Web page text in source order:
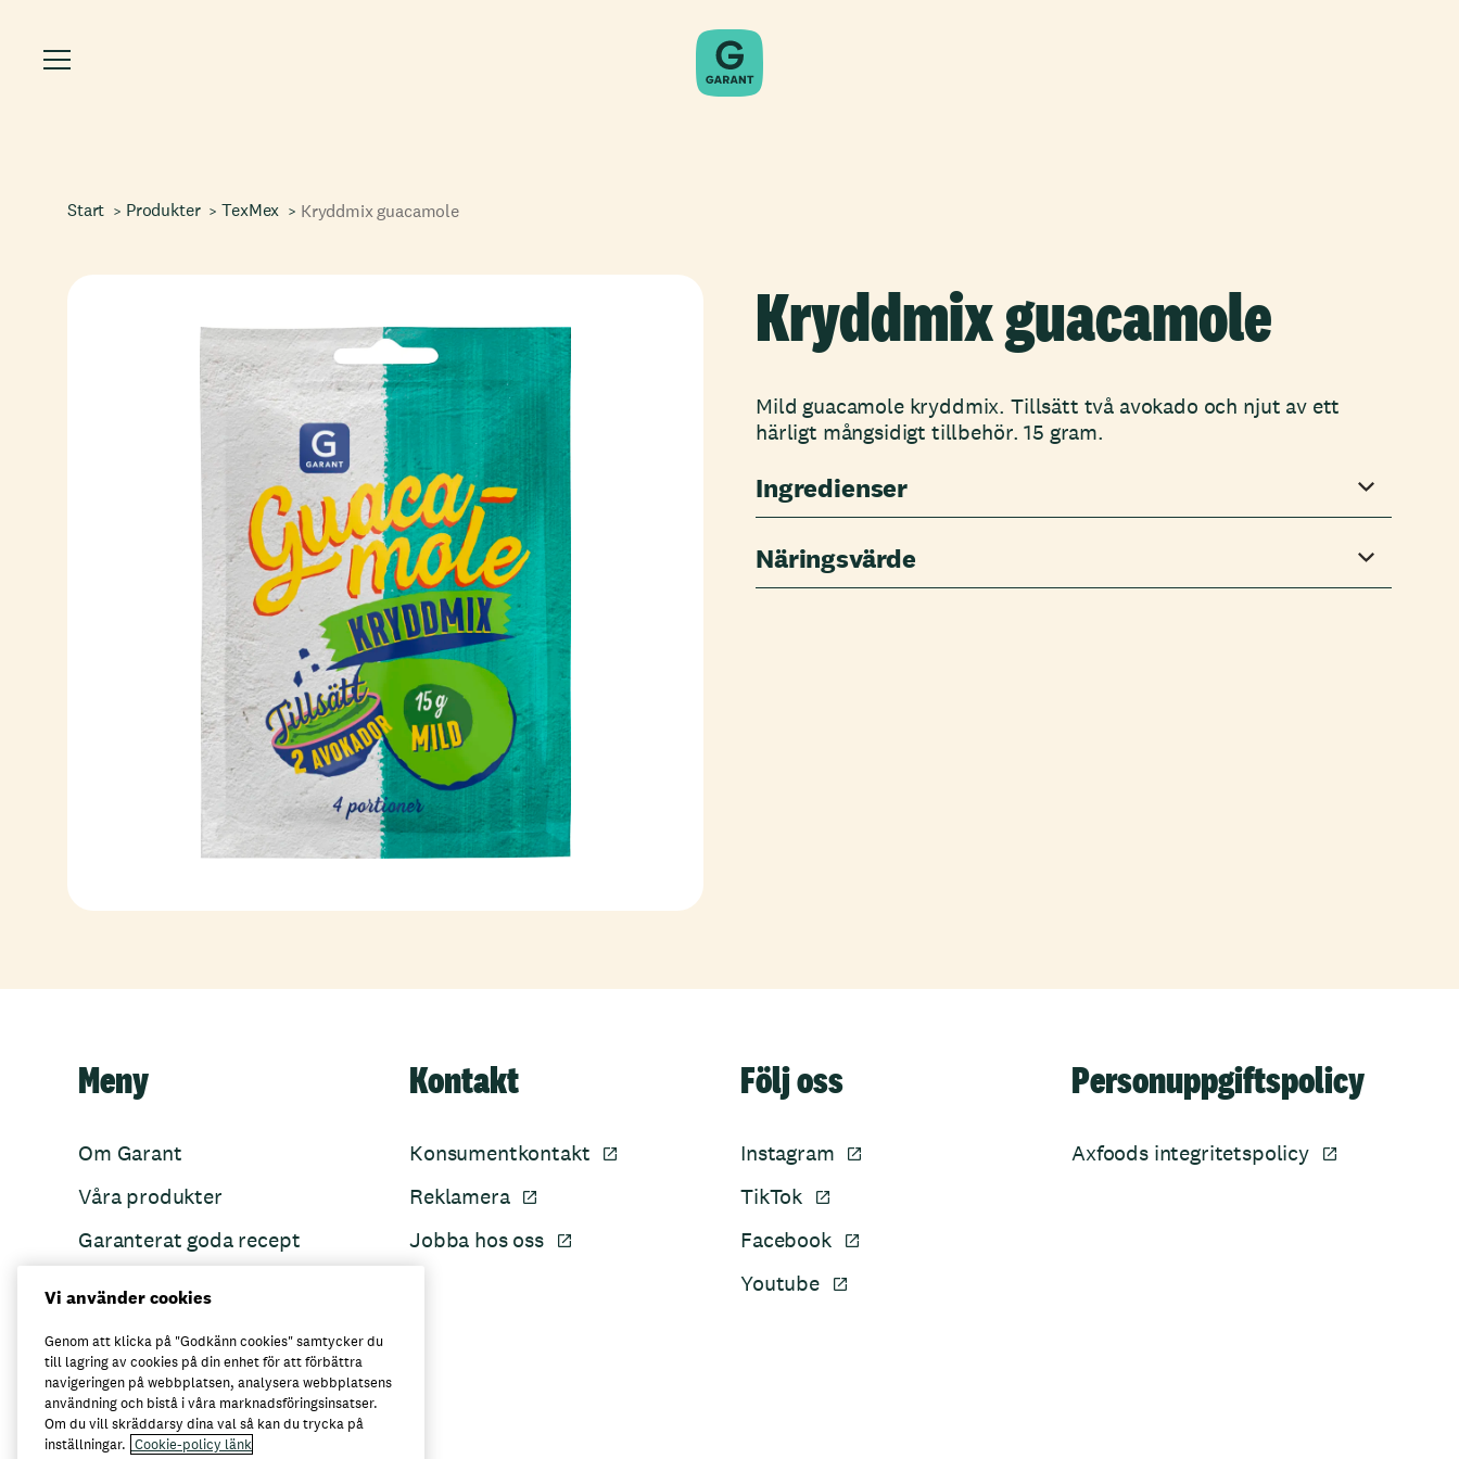
Start Produkter TexMex Kryddmix guacamole
Kryddmix guacamole
Mild guacamole kryddmix. Tillsätt två avokado och njut av ett
härligt mångsidigt tillbehör. 15 gram.
Ingredienser
Näringsvärde
Meny
Om Garant
Våra produkter
Garanterat goda recept
Kontakt
Konsumentkontakt
Reklamera
Jobba hos oss
Följ oss
Instagram
TikTok
Facebook
Youtube
Personuppgiftspolicy
Axfoods integritetspolicy
Här kan du köpa Garant
Vi använder cookies
Genom att klicka på "Godkänn cookies" samtycker du
till lagring av cookies på din enhet för att förbättra
navigeringen på webbplatsen, analysera webbplatsens
användning och bistå i våra marknadsföringsinsatser.
Om du vill skräddarsy dina val så kan du trycka på
inställningar. Cookie-policy länk